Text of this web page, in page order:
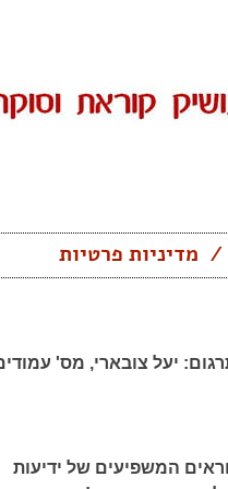
מדיניות פרטיות
יעל צובארי, מס'
המשפיעים של ידיעות